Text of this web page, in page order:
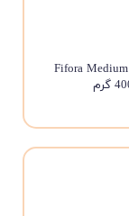
کنسرو غذای سگ نژاد متوسط فیفورا با طعم مرغ Fifora Medium